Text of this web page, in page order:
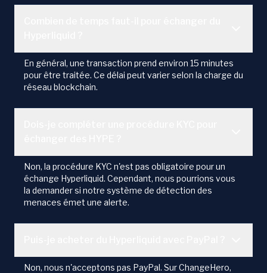
En général, une transaction prend environ 15 minutes
pour être traitée. Ce délai peut varier selon la charge du
réseau blockchain.
Non, la procédure KYC n'est pas obligatoire pour un
échange Hyperliquid. Cependant, nous pourrions vous
la demander si notre système de détection des
menaces émet une alerte.
Non, nous n'acceptons pas PayPal. Sur ChangeHero,